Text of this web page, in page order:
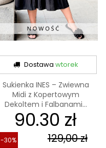
Dostawa wtorek
Sukienka INES – Zwiewna
Midi z Kopertowym
Dekoltem i Falbanami...
90.30 zł
129,00 zł
-30%